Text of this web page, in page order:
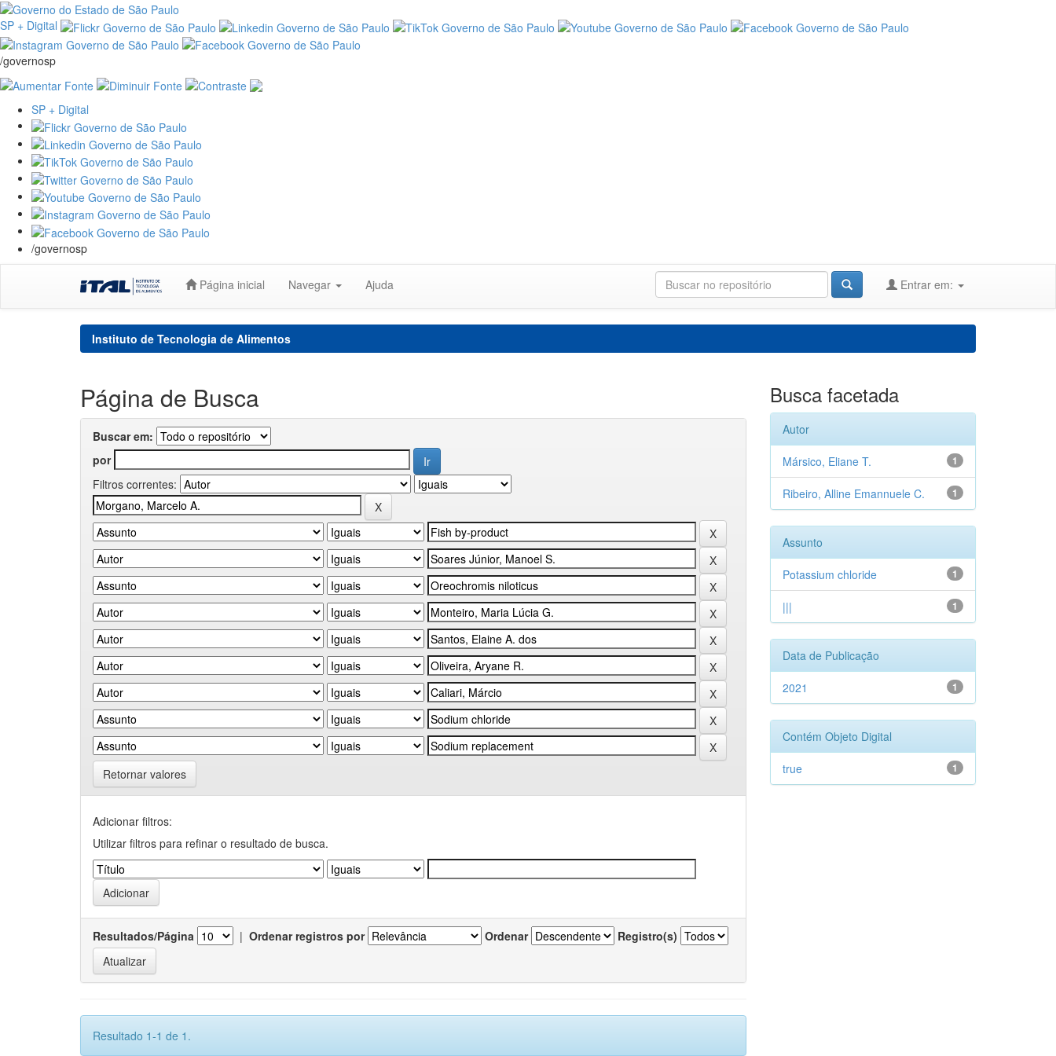
SP + Digital
/governosp
SP + Digital
/governosp
Página inicial Navegar Ajuda Entrar em:
Instituto de Tecnologia de Alimentos
Página de Busca
Buscar em:
por
Filtros correntes:
Retornar valores
Adicionar filtros:
Utilizar filtros para refinar o resultado de busca.
Resultados/Página | Ordenar registros por Ordenar Registro(s)
Resultado 1-1 de 1.
Busca facetada
Autor
1
Mársico, Eliane T.
1
Ribeiro, Alline Emannuele C.
Assunto
1
Potassium chloride
1
|||
Data de Publicação
1
2021
Contém Objeto Digital
1
true